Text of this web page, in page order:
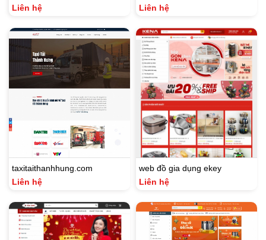
Liên hệ
Liên hệ
taxitaithanhhung.com
Liên hệ
web đồ gia dụng ekey
Liên hệ